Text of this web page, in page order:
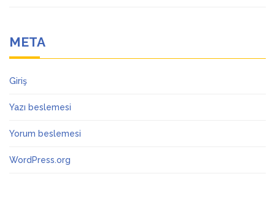
META
Giriş
Yazı beslemesi
Yorum beslemesi
WordPress.org